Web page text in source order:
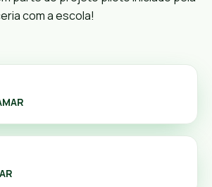
com a escola!